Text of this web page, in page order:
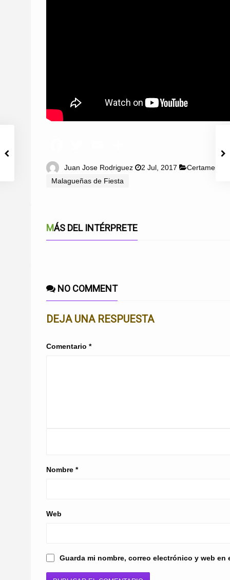
Juan Jose Rodriguez 2 Jul, 2017
Certamen
Malagueñas de Fiesta
MÁS DEL INTÉRPRETE
NO COMMENT
DEJA UNA RESPUESTA
Comentario *
Nombre *
Web
Guarda mi nombre, correo electrónico y web